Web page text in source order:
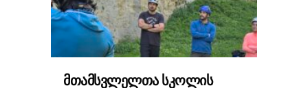
ᲛᲗᲐᲛᲡᲕᲚᲔᲚᲗᲐ ᲡᲙᲝᲚᲘᲡ